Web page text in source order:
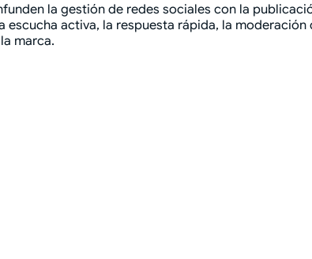
la gestión de redes sociales con la
escucha activa, la respuesta rápida, la
marca.